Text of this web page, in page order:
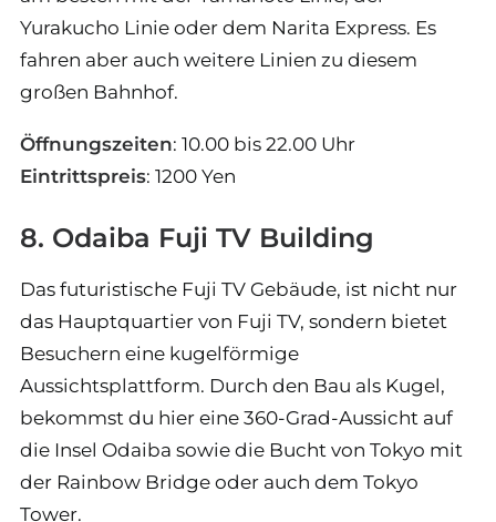
Yurakucho Linie oder dem Narita Express. Es
fahren aber auch weitere Linien zu diesem
großen Bahnhof.
Öffnungszeiten: 10.00 bis 22.00 Uhr
Eintrittspreis: 1200 Yen
8. Odaiba Fuji TV Building
Das futuristische Fuji TV Gebäude, ist nicht nur
das Hauptquartier von Fuji TV, sondern bietet
Besuchern eine kugelförmige
Aussichtsplattform. Durch den Bau als Kugel,
bekommst du hier eine 360-Grad-Aussicht auf
die Insel Odaiba sowie die Bucht von Tokyo mit
der Rainbow Bridge oder auch dem Tokyo
Tower.